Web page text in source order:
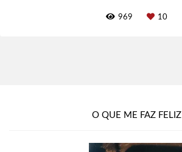
969 10
O QUE ME FAZ FELIZ